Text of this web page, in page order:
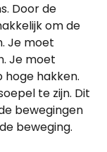
Door de
om de
Je moet
Je moet
hoge hakken.
te zijn. Dit
bewegingen
beweging.